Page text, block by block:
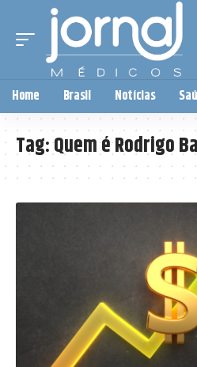
Home Brasil Notícias
Tag:Quem é Rodrigo